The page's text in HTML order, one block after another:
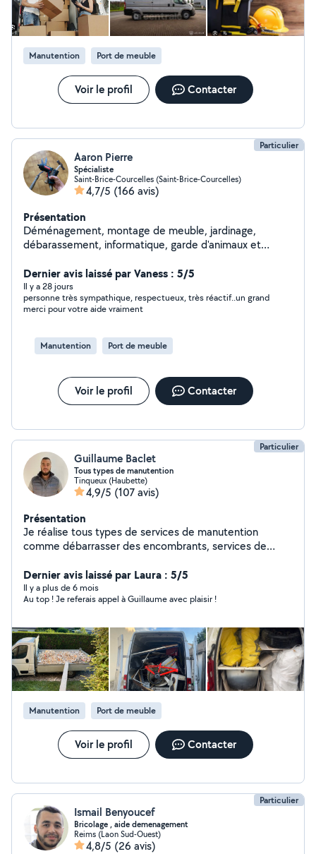
Manutention Port de meuble
Voir le profil Contacter
Particulier
Aaron Pierre
Spécialiste
Saint-Brice-Courcelles (Saint-Brice-Courcelles)
4,7/5 (166 avis)
Présentation
Déménagement, montage de meuble, jardinage,
débarassement, informatique, garde d'animaux et
quelque chose, je sais presque tout faire et même si je
ne sais pas le faire, je trouverai quelqu'un pour vous
aider
Dernier avis laissé par Vaness : 5/5
Il y a 28 jours
personne très sympathique, respectueux, très réactif..un grand
merci pour votre aide vraiment
Manutention Port de meuble
Voir le profil Contacter
Particulier
Guillaume Baclet
Tous types de manutention
Tinqueux (Haubette)
4,9/5 (107 avis)
Présentation
Je réalise tous types de services de manutention
comme débarrasser des encombrants, services de
demande.
Dernier avis laissé par Laura : 5/5
Il y a plus de 6 mois
Au top ! Je referais appel à Guillaume avec plaisir !
Manutention Port de meuble
Voir le profil Contacter
Particulier
Ismail Benyoucef
Bricolage , aide demenagement
Reims (Laon Sud-Ouest)
4,8/5 (26 avis)